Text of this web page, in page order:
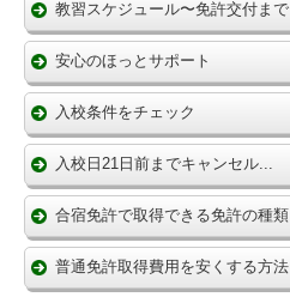
教習スケジュール〜免許交付まで
安心のほっとサポート
入校条件をチェック
入校日21日前までキャンセル...
合宿免許で取得できる免許の種類
普通免許取得費用を安くする方法